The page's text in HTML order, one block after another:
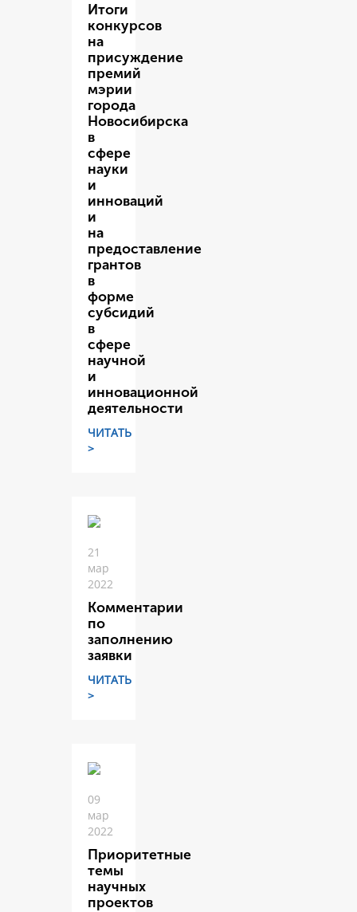
Итоги
конкурсов
на
присуждение
премий
мэрии
города
Новосибирска
в
сфере
науки
и
инноваций
и
на
предоставление
грантов
в
форме
субсидий
в
сфере
научной
и
инновационной
деятельности
ЧИТАТЬ
>
21
мар
2022
Комментарии
по
заполнению
заявки
ЧИТАТЬ
>
09
мар
2022
Приоритетные
темы
научных
проектов